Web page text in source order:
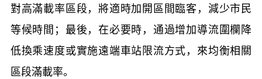
對高滿載率區段，將適時加開區間臨客，減少市民
等候時間；最後，在必要時，通過增加導流圍欄降
低換乘速度或實施遠端車站限流方式，來均衡相關
區段滿載率。